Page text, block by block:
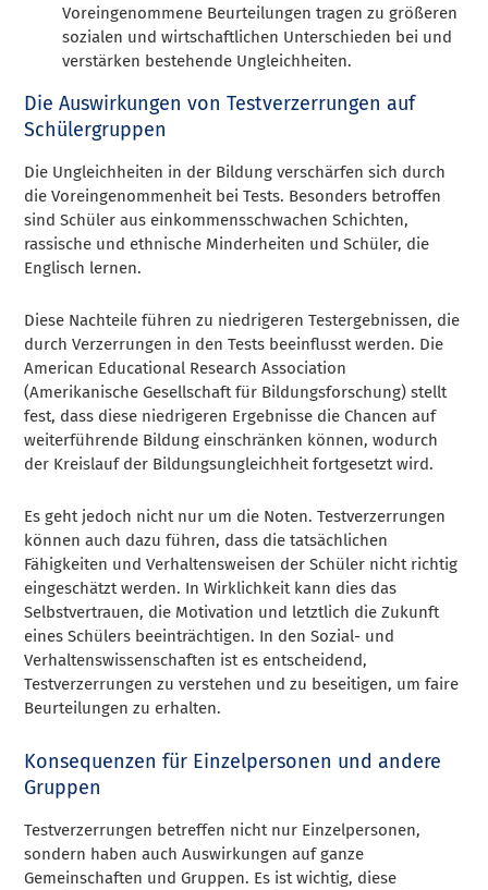
Voreingenommene Beurteilungen tragen zu größeren
sozialen und wirtschaftlichen Unterschieden bei und
verstärken bestehende Ungleichheiten.
Die Auswirkungen von Testverzerrungen auf
Schülergruppen
Die Ungleichheiten in der Bildung verschärfen sich durch
die Voreingenommenheit bei Tests. Besonders betroffen
sind Schüler aus einkommensschwachen Schichten,
rassische und ethnische Minderheiten und Schüler, die
Englisch lernen.
Diese Nachteile führen zu niedrigeren Testergebnissen, die
durch Verzerrungen in den Tests beeinflusst werden. Die
American Educational Research Association
(Amerikanische Gesellschaft für Bildungsforschung) stellt
fest, dass diese niedrigeren Ergebnisse die Chancen auf
weiterführende Bildung einschränken können, wodurch
der Kreislauf der Bildungsungleichheit fortgesetzt wird.
Es geht jedoch nicht nur um die Noten. Testverzerrungen
können auch dazu führen, dass die tatsächlichen
Fähigkeiten und Verhaltensweisen der Schüler nicht richtig
eingeschätzt werden. In Wirklichkeit kann dies das
Selbstvertrauen, die Motivation und letztlich die Zukunft
eines Schülers beeinträchtigen. In den Sozial- und
Verhaltenswissenschaften ist es entscheidend,
Testverzerrungen zu verstehen und zu beseitigen, um faire
Beurteilungen zu erhalten.
Konsequenzen für Einzelpersonen und andere
Gruppen
Testverzerrungen betreffen nicht nur Einzelpersonen,
sondern haben auch Auswirkungen auf ganze
Gemeinschaften und Gruppen. Es ist wichtig, diese